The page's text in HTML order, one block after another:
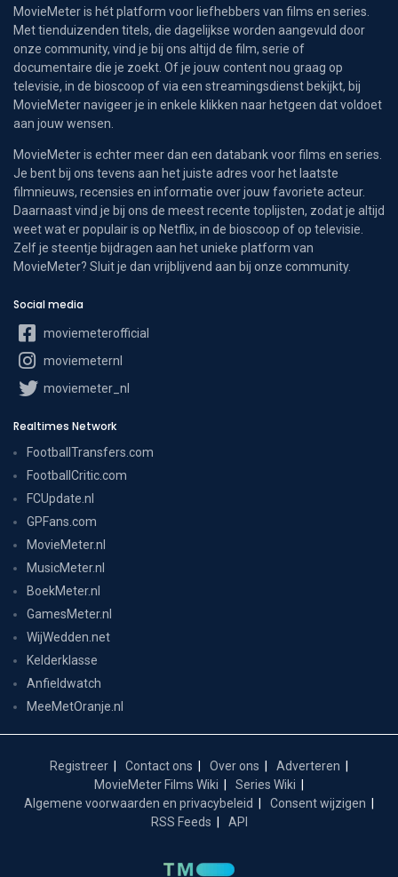
MovieMeter is hét platform voor liefhebbers van films en series.
Met tienduizenden titels, die dagelijkse worden aangevuld door
onze community, vind je bij ons altijd de film, serie of
documentaire die je zoekt. Of je jouw content nou graag op
televisie, in de bioscoop of via een streamingsdienst bekijkt, bij
MovieMeter navigeer je in enkele klikken naar hetgeen dat voldoet
aan jouw wensen.
MovieMeter is echter meer dan een databank voor films en series.
Je bent bij ons tevens aan het juiste adres voor het laatste
filmnieuws, recensies en informatie over jouw favoriete acteur.
Daarnaast vind je bij ons de meest recente toplijsten, zodat je altijd
weet wat er populair is op Netflix, in de bioscoop of op televisie.
Zelf je steentje bijdragen aan het unieke platform van
MovieMeter? Sluit je dan vrijblijvend aan bij onze community.
Social media
moviemeterofficial
moviemeternl
moviemeter_nl
Realtimes Network
FootballTransfers.com
FootballCritic.com
FCUpdate.nl
GPFans.com
MovieMeter.nl
MusicMeter.nl
BoekMeter.nl
GamesMeter.nl
WijWedden.net
Kelderklasse
Anfieldwatch
MeeMetOranje.nl
Registreer Contact ons Over ons
Adverteren
MovieMeter Films Wiki
Series Wiki
Algemene voorwaarden en privacybeleid
Consent wijzigen
RSS Feeds
API